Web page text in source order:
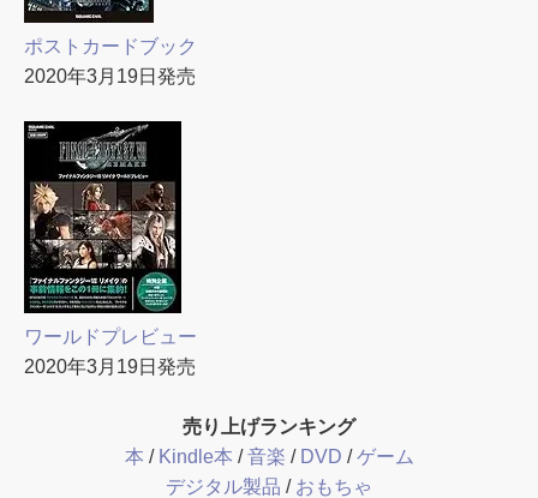
ポストカードブック
2020年3月19日発売
ワールドプレビュー
2020年3月19日発売
売り上げランキング
本 / Kindle本 /音楽 / DVD /ゲーム
デジタル製品 / おもちゃ